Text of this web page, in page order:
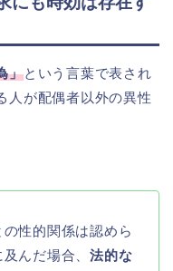
」という言葉で表され
人が配偶者以外の異性
性的関係は認めら
んだ場合、 法的な